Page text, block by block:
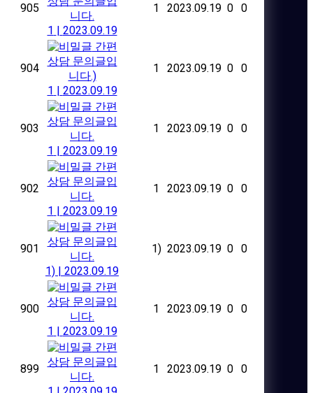
905
니다.
1 | 2023.09.19
1 2023.09.19 0 0
904
간편
상담 문의글입
니다.)
1 | 2023.09.19
1 2023.09.19 0 0
903
간편
상담 문의글입
니다.
1 | 2023.09.19
1 2023.09.19 0 0
902
간편
상담 문의글입
니다.
1 | 2023.09.19
1 2023.09.19 0 0
901
간편
상담 문의글입
니다.
1) | 2023.09.19
1) 2023.09.19 0 0
900
간편
상담 문의글입
니다.
1 | 2023.09.19
1 2023.09.19 0 0
899
간편
상담 문의글입
니다.
1 2023.09.19 0 0